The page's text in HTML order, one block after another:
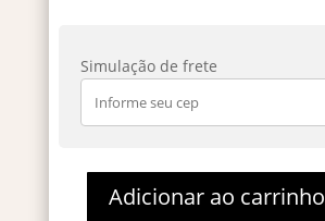
Simulação de frete
MaisonAdicionar ao carrinho